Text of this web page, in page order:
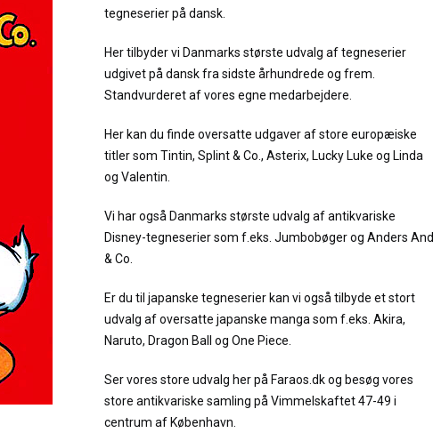
tegneserier på dansk.
Her tilbyder vi Danmarks største udvalg af tegneserier
udgivet på dansk fra sidste århundrede og frem.
Standvurderet af vores egne medarbejdere.
Her kan du finde oversatte udgaver af store europæiske
titler som Tintin, Splint & Co., Asterix, Lucky Luke og Linda
og Valentin.
Vi har også Danmarks største udvalg af antikvariske
Disney-tegneserier som f.eks. Jumbobøger og Anders And
& Co.
Er du til japanske tegneserier kan vi også tilbyde et stort
udvalg af oversatte japanske manga som f.eks. Akira,
Naruto, Dragon Ball og One Piece.
Ser vores store udvalg her på Faraos.dk og besøg vores
store antikvariske samling på Vimmelskaftet 47-49 i
centrum af København.